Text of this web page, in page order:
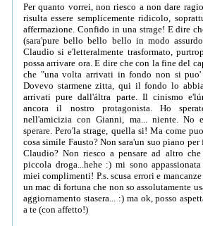
Per quanto vorrei, non riesco a non dare
risulta essere semplicemente ridicolo,
affermazione. Confido in una strage! E dire
(sara'pure bello bello bello in modo
Claudio si e'letteralmente trasformato,
possa arrivare ora. E dire che con la fine del
che "una volta arrivati in fondo non si puo'
Dovevo starmene zitta, qui il fondo lo
arrivati pure dall'áltra parte. Il cinismo
ancora il nostro protagonista. Ho
nell'amicizia con Gianni, ma... niente. No
sperare. Pero'la strage, quella si! Ma come
cosa simile Fausto? Non sara'un suo piano
Claudio? Non riesco a pensare ad altro che
piccola droga...hehe :) mi sono
miei complimenti! P.s. scusa errori e
un mac di fortuna che non so assolutamente
aggiornamento stasera... :) ma ok, posso
a te (con affetto!)